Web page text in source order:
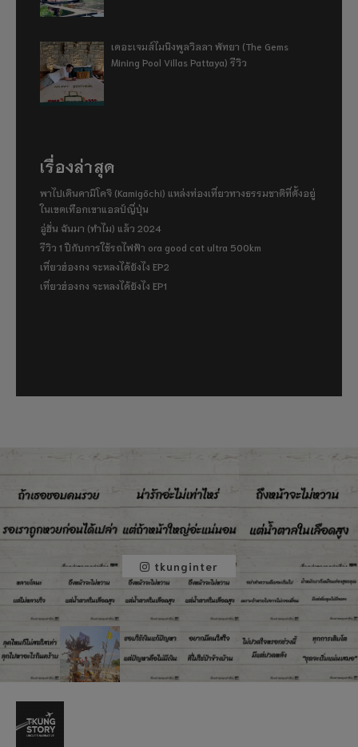
เดอะเจมส์ไมนิงพูลวิลลา พัทยา (The Gems
Mining Pool Villas Pattaya) รีวิว
เรื่องล่าสุด
พาไปเดินคามิโคจิ (Kamigōchi) แหล่งท่องเที่ยวทางธรรมชาติที่ตั้งอยู่
ในเขตเทือกเขาแอลป์ญี่ปุ่น
อู่ฮั่น ฉันมา (ทำไม) แล้ว 2024
รีวิว 1 ปีกับการใช้รถไฟฟ้า ora good cat ultra 500km
เที่ยวฮ่องกง จะหลงได้ยังไง EP2
เที่ยวฮ่องกง จะหลงได้ยังไง EP1
tkunginter